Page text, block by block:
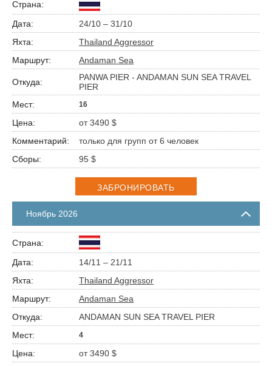
24/10 – 31/10
Thailand Aggressor
Andaman Sea
PANWA PIER - ANDAMAN SUN SEA TRAVEL
PIER
16
от 3490 $
только для групп от 6 человек
95 $
ЗАБРОНИРОВАТЬ
Ноябрь 2026
14/11 – 21/11
Thailand Aggressor
Andaman Sea
ANDAMAN SUN SEA TRAVEL PIER
4
от 3490 $